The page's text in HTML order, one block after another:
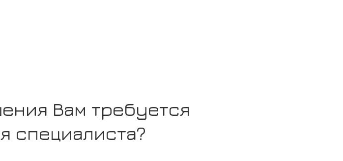
Вам требуется
специалиста?